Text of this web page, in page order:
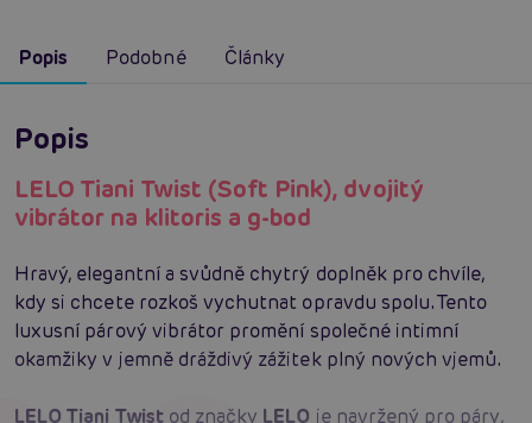
Popis Podobné Články
Popis
LELO Tiani Twist (Soft Pink), dvojitý
vibrátor na klitoris a g-bod
Hravý, elegantní a svůdně chytrý doplněk pro chvíle,
kdy si chcete rozkoš vychutnat opravdu spolu. Tento
luxusní párový vibrátor promění společné intimní
okamžiky v jemně dráždivý zážitek plný nových vjemů.
LELO Tiani Twistod značky LELO je navržený pro páry,